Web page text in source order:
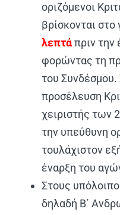
οριζόμενοι
βρίσκονται στο
λεπτάπριν την
φορώντας τη
του
προσέλευση
χειριστής των
την υπεύθυνη
τουλάχιστον
έναρξη του
Στους
δηλαδή Β΄